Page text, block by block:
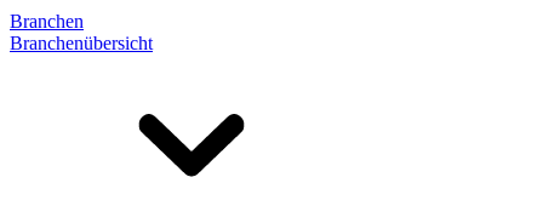
Branchen
Branchenübersicht